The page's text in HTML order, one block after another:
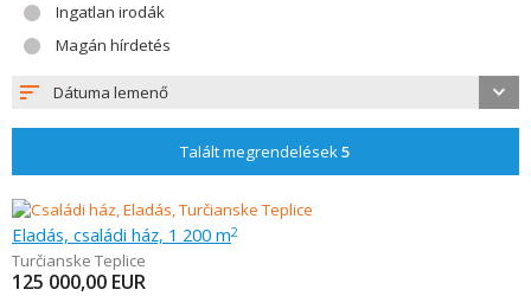
Ingatlan irodák
Magán hírdetés
Dátuma lemenő
Talált megrendelések5
Eladás, családi ház, 1 200 m2
Turčianske Teplice
125 000,00 EUR